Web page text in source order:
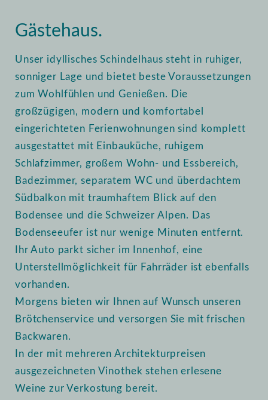
Gästehaus.
Unser idyllisches Schindelhaus steht in ruhiger,
sonniger Lage und bietet beste Voraussetzungen
zum Wohlfühlen und Genießen. Die
großzügigen, modern und komfortabel
eingerichteten Ferienwohnungen sind komplett
ausgestattet mit Einbauküche, ruhigem
Schlafzimmer, großem Wohn- und Essbereich,
Badezimmer, separatem WC und überdachtem
Südbalkon mit traumhaftem Blick auf den
Bodensee und die Schweizer Alpen. Das
Bodenseeufer ist nur wenige Minuten entfernt.
Ihr Auto parkt sicher im Innenhof, eine
Unterstellmöglichkeit für Fahrräder ist ebenfalls
vorhanden.
Morgens bieten wir Ihnen auf Wunsch unseren
Brötchenservice und versorgen Sie mit frischen
Backwaren.
In der mit mehreren Architekturpreisen
ausgezeichneten Vinothek stehen erlesene
Weine zur Verkostung bereit.